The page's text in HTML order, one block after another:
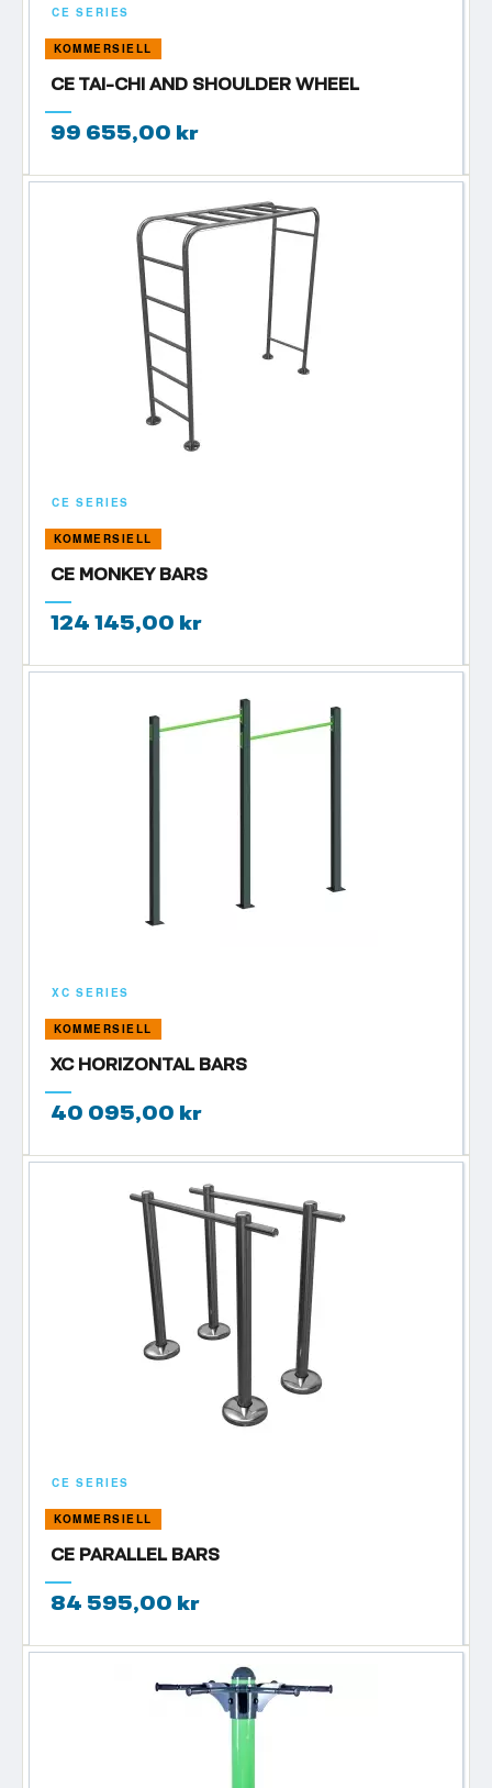
CE SERIES
KOMMERSIELL
CE TAI-CHI AND SHOULDER WHEEL
99 655,00 kr
CE SERIES
KOMMERSIELL
CE MONKEY BARS
124 145,00 kr
XC SERIES
KOMMERSIELL
XC HORIZONTAL BARS
40 095,00 kr
CE SERIES
KOMMERSIELL
CE PARALLEL BARS
84 595,00 kr